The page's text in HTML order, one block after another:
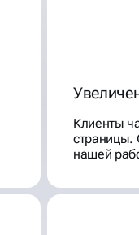
Клиенты
страницы.
нашей